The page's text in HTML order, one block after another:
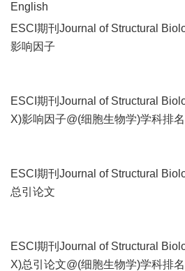
English
ESCI期刊Journal of Structural
影响因子
ESCI期刊Journal of Structural
X)影响因子@(细胞生物学)学科排名
ESCI期刊Journal of Structural
总引论文
ESCI期刊Journal of Structural
X)总引论文@(细胞生物学)学科排名